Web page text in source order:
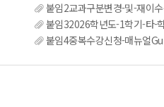
붙임2교과구분변경-및-재이
붙임32026학년도-1학기-타
붙임4중복수강신청-매뉴얼